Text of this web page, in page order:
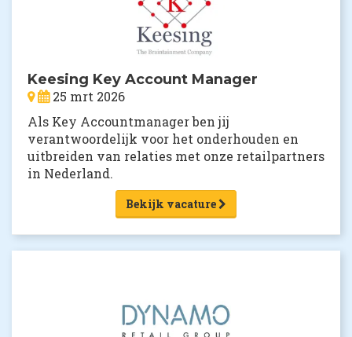
Keesing Key Account Manager
25 mrt 2026
Als Key Accountmanager ben jij
verantwoordelijk voor het onderhouden en
uitbreiden van relaties met onze retailpartners
in Nederland.
Bekijk vacature